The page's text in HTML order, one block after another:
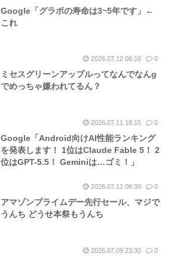
Google「グラボの寿命は3~5年です」←
これ
2026.07.12 06:16 0
ミセスグリーンアップルってなんでなんg
でめっちゃ嫌われてるん？
2026.07.11 18:15 0
Google「Android向けAI性能ランキング
を発表します！ 1位はClaude Fable 5！ 2
位はGPT-5.5！ Geminiは…ゴミ！」
2026.07.11 06:30 0
アマゾンプライムデー先行セール、マジで
うんち どうせ本祭もうんち
2026.07.09 23:30 0